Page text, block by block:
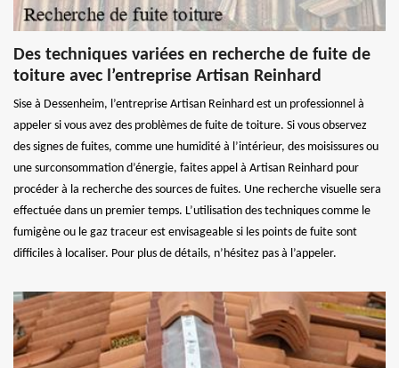
Des techniques variées en recherche de fuite de
toiture avec l’entreprise Artisan Reinhard
Sise à Dessenheim, l’entreprise Artisan Reinhard est un professionnel à
appeler si vous avez des problèmes de fuite de toiture. Si vous observez
des signes de fuites, comme une humidité à l’intérieur, des moisissures ou
une surconsommation d’énergie, faites appel à Artisan Reinhard pour
procéder à la recherche des sources de fuites. Une recherche visuelle sera
effectuée dans un premier temps. L’utilisation des techniques comme le
fumigène ou le gaz traceur est envisageable si les points de fuite sont
difficiles à localiser. Pour plus de détails, n’hésitez pas à l’appeler.